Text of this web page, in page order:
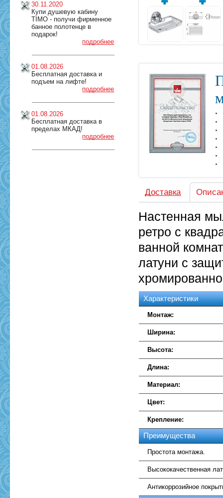
30.11.2020
Купи душевую кабину
TIMO - получи фирменное
банное полотенце в
подарок!
подробнее
01.08.2026
Бесплатная доставка и
подъем на лифте!
подробнее
01.08.2026
Бесплатная доставка в
пределах МКАД!
подробнее
Доставка
Настенная
ретро с
ванной
латуни с
Характеристики
Монтаж:
Ширина:
Высота:
Длина:
Материал:
Цвет:
Крепление:
Преимущества
Простота монтажа.
Высококачественная
Антикоррозийное